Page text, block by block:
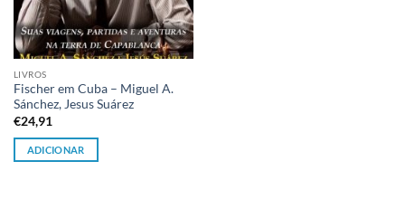
LIVROS
Fischer em Cuba – Miguel A.
Sánchez, Jesus Suárez
€24,91
ADICIONAR